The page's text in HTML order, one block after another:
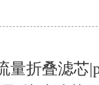
量折叠滤芯